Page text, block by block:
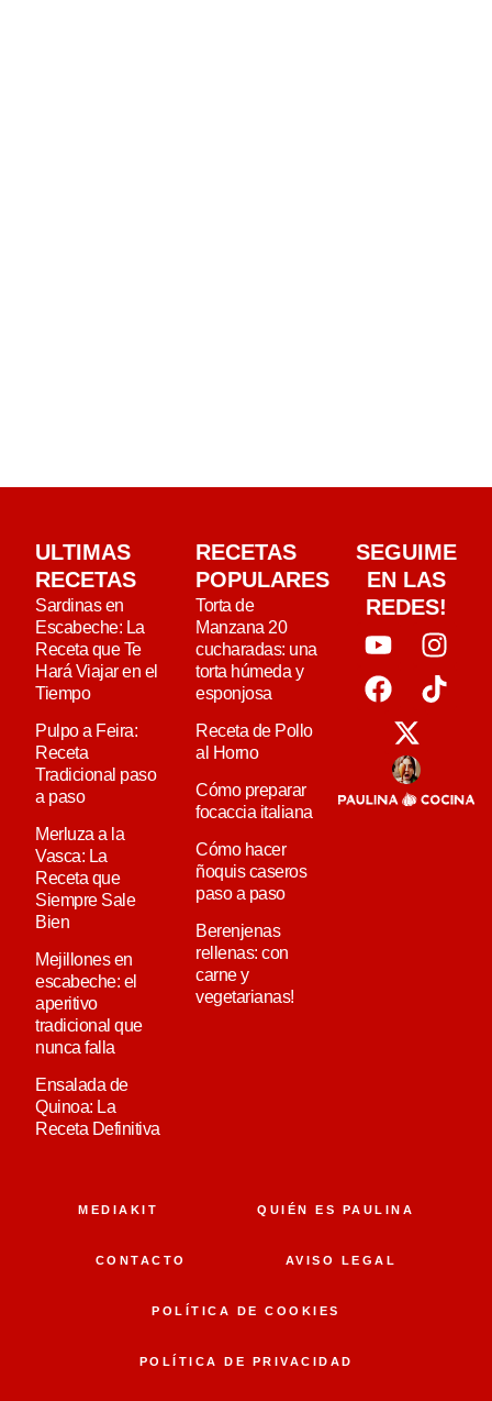
ULTIMAS
RECETAS
Sardinas en
Escabeche: La
Receta que Te
Hará Viajar en el
Tiempo
Pulpo a Feira:
Receta
Tradicional paso
a paso
Merluza a la
Vasca: La
Receta que
Siempre Sale
Bien
Mejillones en
escabeche: el
aperitivo
tradicional que
nunca falla
Ensalada de
Quinoa: La
Receta Definitiva
RECETAS
POPULARES
Torta de
Manzana 20
cucharadas: una
torta húmeda y
esponjosa
Receta de Pollo
al Horno
Cómo preparar
focaccia italiana
Cómo hacer
ñoquis caseros
paso a paso
Berenjenas
rellenas: con
carne y
vegetarianas!
SEGUIME
EN LAS
REDES!
MEDIAKIT QUIÉN ES PAULINA
CONTACTO AVISO LEGAL
POLÍTICA DE COOKIES
POLÍTICA DE PRIVACIDAD